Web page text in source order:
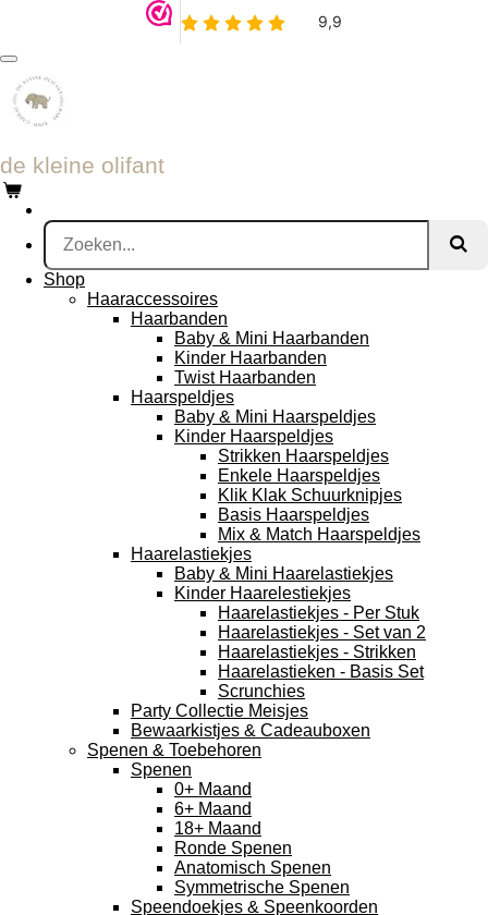
naar
de
hoofdinhoud
de kleine olifant
Shop
Haaraccessoires
Haarbanden
Baby & Mini Haarbanden
Kinder Haarbanden
Twist Haarbanden
Haarspeldjes
Baby & Mini Haarspeldjes
Kinder Haarspeldjes
Strikken Haarspeldjes
Enkele Haarspeldjes
Klik Klak Schuurknipjes
Basis Haarspeldjes
Mix & Match Haarspeldjes
Haarelastiekjes
Baby & Mini Haarelastiekjes
Kinder Haarelestiekjes
Haarelastiekjes - Per Stuk
Haarelastiekjes - Set van 2
Haarelastiekjes - Strikken
Haarelastieken - Basis Set
Scrunchies
Party Collectie Meisjes
Bewaarkistjes & Cadeauboxen
Spenen & Toebehoren
Spenen
0+ Maand
6+ Maand
18+ Maand
Ronde Spenen
Anatomisch Spenen
Symmetrische Spenen
Speendoekjes & Speenkoorden